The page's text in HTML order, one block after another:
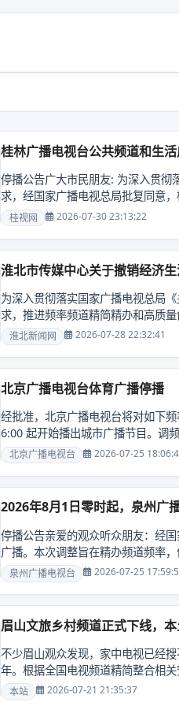
桂林广播电视台公共频道和生
停播公告广大市民朋友: 为深入贯彻
求，经国家广播电视总局批复同意
上......
桂视网 2026-07-30 23:13:22
淮北市传媒中心关于撤销经济
为深入贯彻落实国家广播电视总局
求，推进频率频道精简精办和高质
现将有关事项公告如下：一、停播
淮北新闻网 2026-07-28 22:32:41
北京广播电视台体育广播停播
经批准，北京广播电视台将对如下
6:00 起开始播出城市广播节目。调
调频 102.5 兆 赫 （FM102.5）、中
北京广播电视台 2026-07-25
2026年8月1日零时起，泉州广
停播公告亲爱的观众听众朋友：经
广播。本次调整旨在精办频道频率
力为您提供更优质的视听服务。泉
泉州广播电视台 2026-07-25
眉山文旅乡村频道正式下线，
不少眉山观众发现，家中电视已经
年。根据全国电视频道精简整合相
频道播出的《眉山新闻联播》《人文
本站 2026-07-21 21:35:37